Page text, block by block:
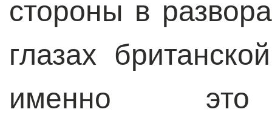
стороны в
глазах
именно это